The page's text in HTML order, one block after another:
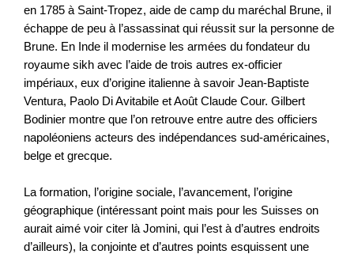
en 1785 à Saint-Tropez, aide de camp du maréchal Brune, il
échappe de peu à l’assassinat qui réussit sur la personne de
Brune. En Inde il modernise les armées du fondateur du
royaume sikh avec l’aide de trois autres ex-officier
impériaux, eux d’origine italienne à savoir Jean-Baptiste
Ventura, Paolo Di Avitabile et Août Claude Cour. Gilbert
Bodinier montre que l’on retrouve entre autre des officiers
napoléoniens acteurs des indépendances sud-américaines,
belge et grecque.
La formation, l’origine sociale, l’avancement, l’origine
géographique (intéressant point mais pour les Suisses on
aurait aimé voir citer là Jomini, qui l’est à d’autres endroits
d’ailleurs), la conjointe et d’autres points esquissent une